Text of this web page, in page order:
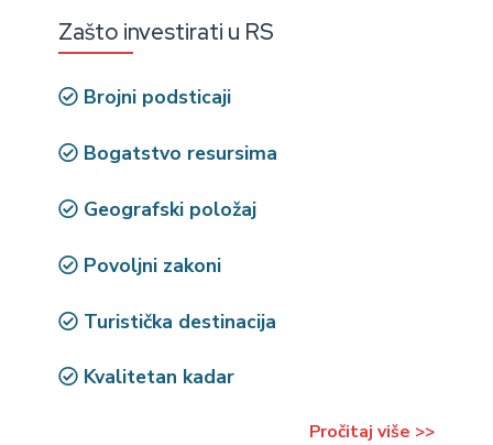
Zašto investirati u RS
Brojni podsticaji
Bogatstvo resursima
Geografski položaj
Povoljni zakoni
Turistička destinacija
Kvalitetan kadar
Pročitaj više >>